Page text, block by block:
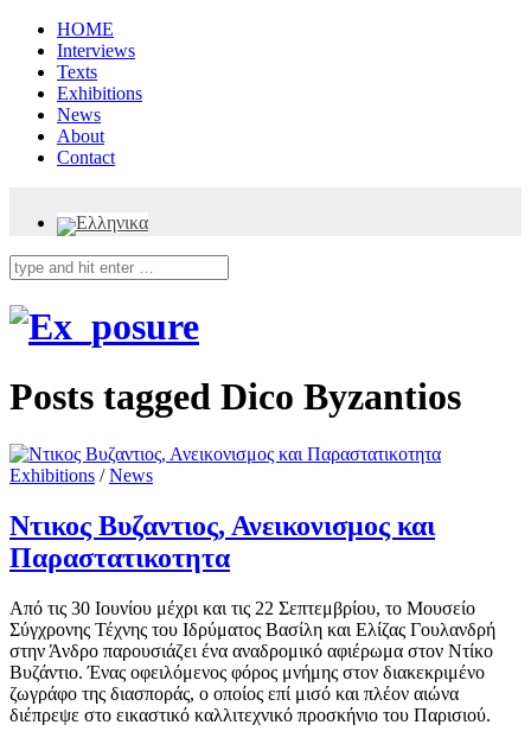
HOME
Interviews
Texts
Exhibitions
News
About
Contact
Posts tagged Dico Byzantios
Exhibitions /News
Ντικος Βυζαντιος, Ανεικονισμος και
Παραστατικοτητα
Από τις 30 Ιουνίου μέχρι και τις 22 Σεπτεμβρίου, το Μουσείο
Σύγχρονης Τέχνης του Ιδρύματος Βασίλη και Ελίζας Γουλανδρή
στην Άνδρο παρουσιάζει ένα αναδρομικό αφιέρωμα στον Ντίκο
Βυζάντιο. Ένας οφειλόμενος φόρος μνήμης στον διακεκριμένο
ζωγράφο της διασποράς, ο οποίος επί μισό και πλέον αιώνα
διέπρεψε στο εικαστικό καλλιτεχνικό προσκήνιο του Παρισιού.